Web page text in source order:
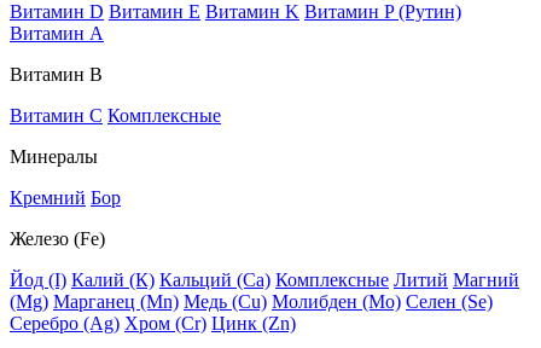
Витамин D Витамин E Витамин K Витамин P (Рутин)
Витамин А
Витамин В
Витамин C Комплексные
Минералы
Кремний Бор
Железо (Fe)
Йод (I) Калий (К) Кальций (Са) Комплексные Литий Магний
(Mg) Марганец (Mn) Медь (Сu) Молибден (Мо) Селен (Se)
Серебро (Ag) Хром (Cr) Цинк (Zn)